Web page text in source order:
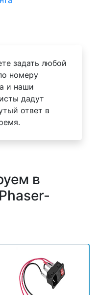
задать любой
номеру
и наши
дадут
ответ в
в